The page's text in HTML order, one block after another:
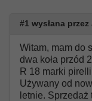
#1 wysłana
Witam, mam do
dwa koła przód
R 18 marki
Używany od
letnie.